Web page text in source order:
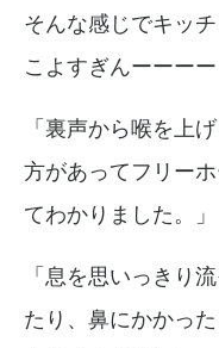
そんな感じでキッ
こよすぎんーーー
「裏声から喉を上
方があってフリー
てわかりました。」
「息を思いっきり
たり、鼻にかかっ